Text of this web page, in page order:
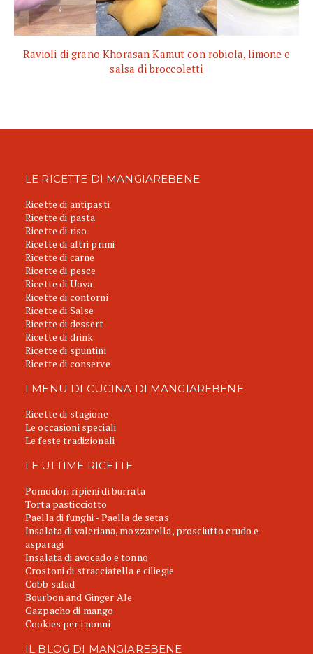
Ravioli di grano Khorasan Kamut con robiola, limone e
salsa di broccoletti
LE RICETTE DI MANGIAREBENE
Ricette di antipasti
Ricette di pasta
Ricette di riso
Ricette di altri primi
Ricette di carne
Ricette di pesce
Ricette di Uova
Ricette di contorni
Ricette di Salse
Ricette di dessert
Ricette di drink
Ricette di spuntini
Ricette di conserve
I MENU DI CUCINA DI MANGIAREBENE
Ricette di stagione
Le occasioni speciali
Le feste tradizionali
LE ULTIME RICETTE
Pomodori ripieni di burrata
Torta pasticciotto
Paella di funghi - Paella de setas
Insalata di valeriana, mozzarella, prosciutto crudo e
asparagi
Insalata di avocado e tonno
Crostoni di stracciatella e ciliegie
Cobb salad
Bourbon and Ginger Ale
Gazpacho di mango
Cookies per i nonni
IL BLOG DI MANGIAREBENE